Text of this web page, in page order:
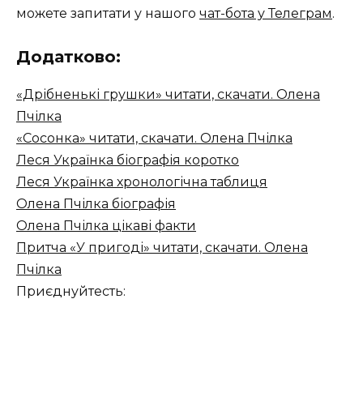
можете запитати у нашого чат-бота у Телеграм.
Додатково:
«Дрібненькі грушки» читати, скачати. Олена
Пчілка
«Сосонка» читати, скачати. Олена Пчілка
Леся Українка біографія коротко
Леся Українка хронологічна таблиця
Олена Пчілка біографія
Олена Пчілка цікаві факти
Притча «У пригоді» читати, скачати. Олена
Пчілка
Приєднуйтесть: